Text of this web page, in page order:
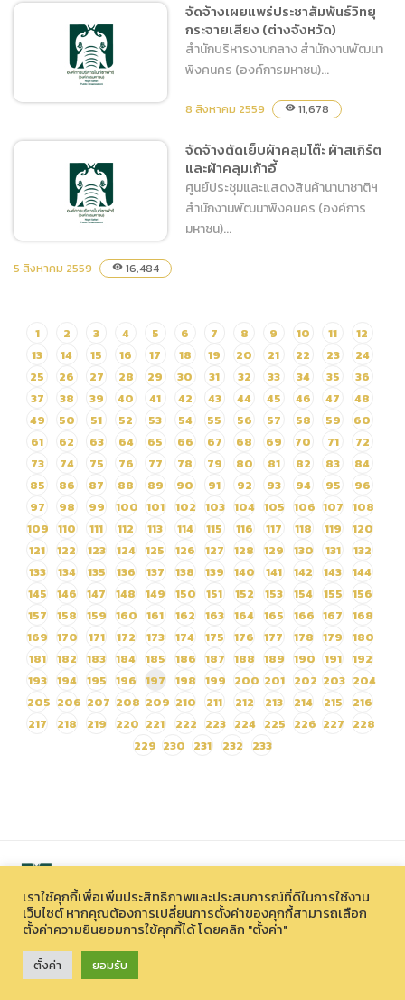
(ค่าอาหารและเครื่องดื่ม รวม
ค่าบริการ ค่าจัดตกแต่งสถาน
ที่ ค่าจัดโต๊ะอาหารพร้อม
อุปกรณ์)
จัดจ้างเผยแพร่ประชาสัมพันธ์
วิทยุกระจายเสียง (ต่าง
จัดจ้างเผยแพร่ประชาสัมพันธ์วิทยุ
กระจายเสียง (ต่างจังหวัด)
สำนักบริหารงานกลาง สำนักงานพัฒนา
พิงคนคร (องค์การมหาชน)...
8 สิงหาคม 2559 visibility 11,678
เกิร์ต และผ้าคลุมเก้าอี้
จัดจ้างตัดเย็บผ้าคลุมโต๊ะ ผ้าสเกิร์ต
และผ้าคลุมเก้าอี้
ศูนย์ประชุมและแสดงสินค้านานาชาติฯ
สำนักงานพัฒนาพิงคนคร (องค์การ
มหาชน)...
5 สิงหาคม 2559 visibility 16,484
1 2 3 4 5 6 7 8 9 10 11
12
13
14 15 16 17 18 19 20 21 22 23
24
25
26 27 28 29 30 31 32 33 34 35
36
37
38 39 40 41 42 43 44 45 46 47
48
49
50 51 52 53 54 55 56 57 58 59
60
61
62 63 64 65 66 67 68 69 70 71
72
73
74 75 76 77 78 79 80 81 82 83
84
85
86 87 88 89 90 91 92 93 94 95
96
97
98 99 100 101 102 103 104 105 106 107 108
109 110 111 112 113 114 115 116 117 118 119
120
121
122 123 124 125 126 127 128 129 130 131
132
133
134 135 136 137 138 139 140 141 142 143
144
145
146 147 148 149 150 151 152 153 154 155
156
157
158 159 160 161 162 163 164 165 166 167
168
169 170 171 172 173 174 175 176 177 178 179
180
181
182 183 184 185 186 187 188 189 190 191
192
193 194 195 196 197 198 199 200 201 202 203 204
205 206 207 208 209 210 211 212 213 214 215
216
217
218 219 220 221 222 223 224 225 226 227 228
229 230 231 232 233
สงวนลิขสิทธิ์ © 2026 องค์การบริหารไนท์ซาฟารี (องค์การมหาชน)
33 หมู่ที่ 12 ตำบลหนองควาย อำเภอหางดง จังหวัดเชียงใหม่ 50230
เราใช้คุกกี้เพื่อเพิ่มประสิทธิภาพและประสบการณ์ที่ดีในการใช้งาน
เว็บไซต์ หากคุณต้องการเปลี่ยนการตั้งค่าของคุกกี้สามารถเลือก
ตั้งค่าความยินยอมการใช้คุกกี้ได้ โดยคลิก "ตั้งค่า"
ตั้งค่า ยอมรับ